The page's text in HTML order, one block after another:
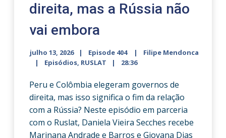
direita, mas a Rússia não
vai embora
julho 13, 2026 Episode 404
Filipe Mendonca
Episódios, RUSLAT 28:36
Peru e Colômbia elegeram governos de
direita, mas isso significa o fim da relação
com a Rússia? Neste episódio em parceria
com o Ruslat, Daniela Vieira Secches recebe
Marinana Andrade e Barros e Giovana Dias